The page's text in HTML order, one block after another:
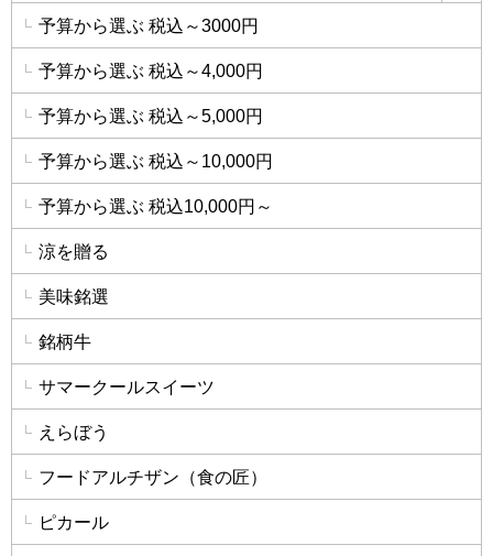
予算から選ぶ 税込～3000円
予算から選ぶ 税込～4,000円
予算から選ぶ 税込～5,000円
予算から選ぶ 税込～10,000円
予算から選ぶ 税込10,000円～
涼を贈る
美味銘選
銘柄牛
サマークールスイーツ
えらぼう
フードアルチザン（食の匠）
ピカール